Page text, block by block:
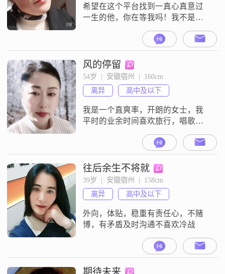
希望在这个平台找到一真心真意过
一生的他，你在等我吗！我不是会
员看不到你们的回信非诚勿扰！你
们好我看不到你们发的信息，我交
的钱已经过期了，请原谅
风的停留
54岁  |  安徽宿州  |  160cm
离异
高中及以下
我是一个直爽率，开朗的女士，我
平时的业余时间喜欢旅行，唱歌，
公园，作伴去看电影互相倾听心
声，共同下厨的生活##3002##对于
另一半，我希望他是一个幽灵，责
任心，成熟稳重的男士，喜欢我就
来联系吧
往后余生不将就
39岁  |  安徽宿州  |  158cm
离异
高中及以下
外向，体贴，稳重有责任心，不赌
博，有矛盾及时沟通不喜欢冷战
期待未来